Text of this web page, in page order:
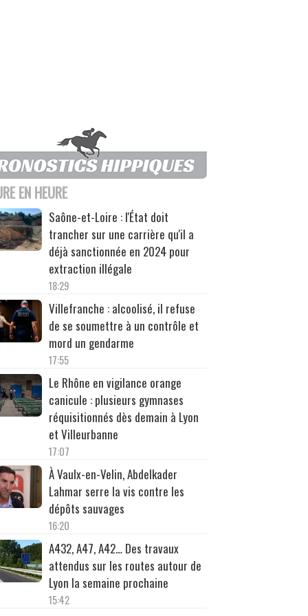
EN HEURE
Saône-et-Loire : l'État doit
trancher sur une carrière qu'il a
déjà sanctionnée en 2024 pour
extraction illégale
18:29
Villefranche : alcoolisé, il refuse
de se soumettre à un contrôle et
mord un gendarme
17:55
Le Rhône en vigilance orange
canicule : plusieurs gymnases
réquisitionnés dès demain à Lyon
et Villeurbanne
17:07
À Vaulx-en-Velin, Abdelkader
Lahmar serre la vis contre les
dépôts sauvages
16:20
A432, A47, A42… Des travaux
attendus sur les routes autour de
Lyon la semaine prochaine
15:42